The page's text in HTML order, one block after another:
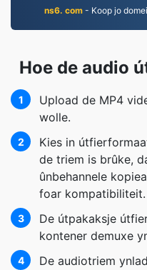
ns6. com - Koop jo
Hoe de audio
1
Upload de MP4
wolle.
2
Kies in
de triem is brûke,
ûnbehannele
foar kompatibiliteit.
3
De útpakaksje
kontener demuxe
4
De audiotriem